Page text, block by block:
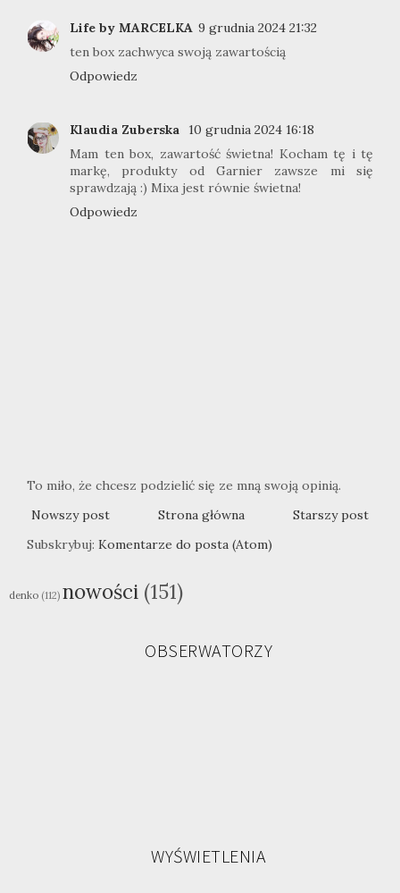
Life by MARCELKA 9 grudnia 2024 21:32
ten box zachwyca swoją zawartością
Odpowiedz
Klaudia Zuberska
10 grudnia 2024 16:18
Mam ten box, zawartość świetna! Kocham tę i tę
markę, produkty od Garnier zawsze mi się
sprawdzają :) Mixa jest równie świetna!
Odpowiedz
To miło, że chcesz podzielić się ze mną swoją opinią.
Nowszy post
Starszy post
Strona główna
Subskrybuj: Komentarze do posta (Atom)
denko (112) nowości (151)
OBSERWATORZY
WYŚWIETLENIA